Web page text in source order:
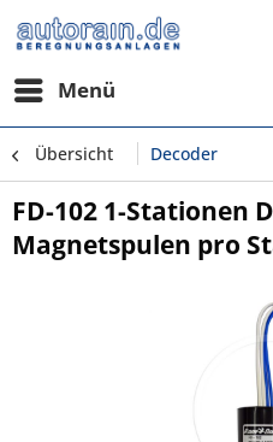
Menü
Übersicht Decoder
FD-102 1-Stationen
Magnetspulen pro